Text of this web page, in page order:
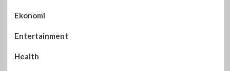
Ekonomi
Entertainment
Health